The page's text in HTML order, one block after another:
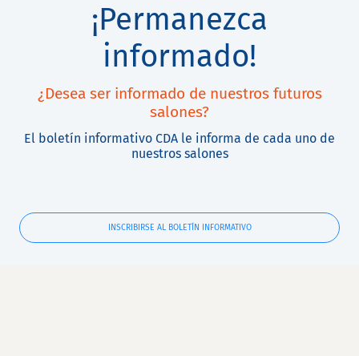
¡Permanezca
informado!
¿Desea ser informado de nuestros futuros
salones?
El boletín informativo CDA le informa de cada uno de
nuestros salones
INSCRIBIRSE AL BOLETÍN INFORMATIVO